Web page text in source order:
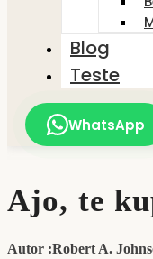
Blog
Teste
WhatsApp
Ajo, te
Autor :Robert A.